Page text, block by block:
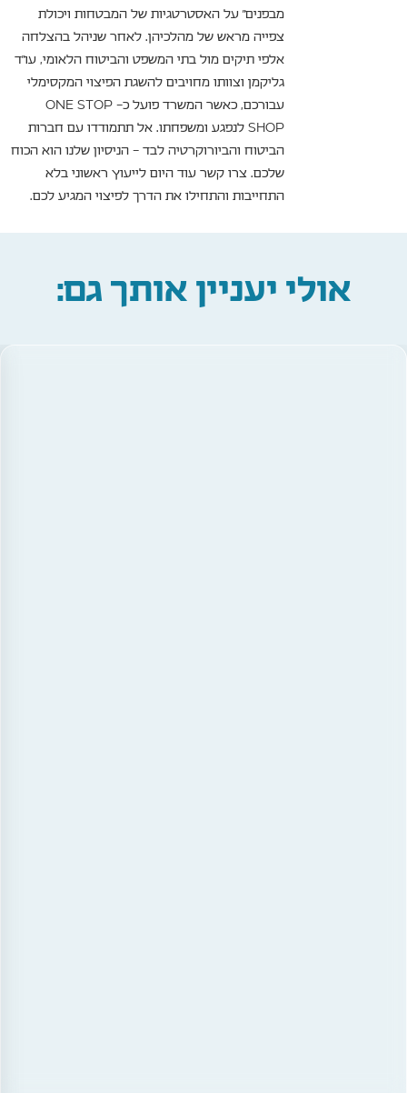
מבפנים" על האסטרטגיות של המבטחות ויכולת
צפייה מראש של מהלכיהן. לאחר שניהל בהצלחה
אלפי תיקים מול בתי המשפט והביטוח הלאומי, עו"ד
גליקמן וצוותו מחויבים להשגת הפיצוי המקסימלי
עבורכם, כאשר המשרד פועל כ- ONE STOP
SHOP לנפגע ומשפחתו. אל תתמודדו עם חברות
הביטוח והביורוקרטיה לבד – הניסיון שלנו הוא הכוח
שלכם. צרו קשר עוד היום לייעוץ ראשוני בלא
התחייבות והתחילו את הדרך לפיצוי המגיע לכם.
אולי יעניין אותך גם: